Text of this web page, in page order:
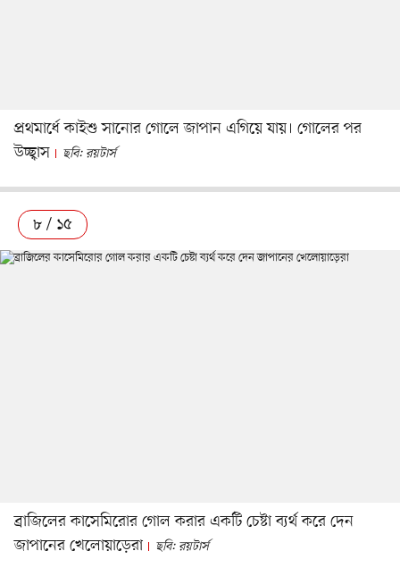
প্রথমার্ধে কাইশু সানোর গোলে জাপান এগিয়ে যায়। গোলের পর
উচ্ছ্বাস
ছবি: রয়টার্স
৮ / ১৫
ব্রাজিলের কাসেমিরোর গোল করার একটি চেষ্টা ব্যর্থ করে দেন
জাপানের খেলোয়াড়েরা
ছবি: রয়টার্স